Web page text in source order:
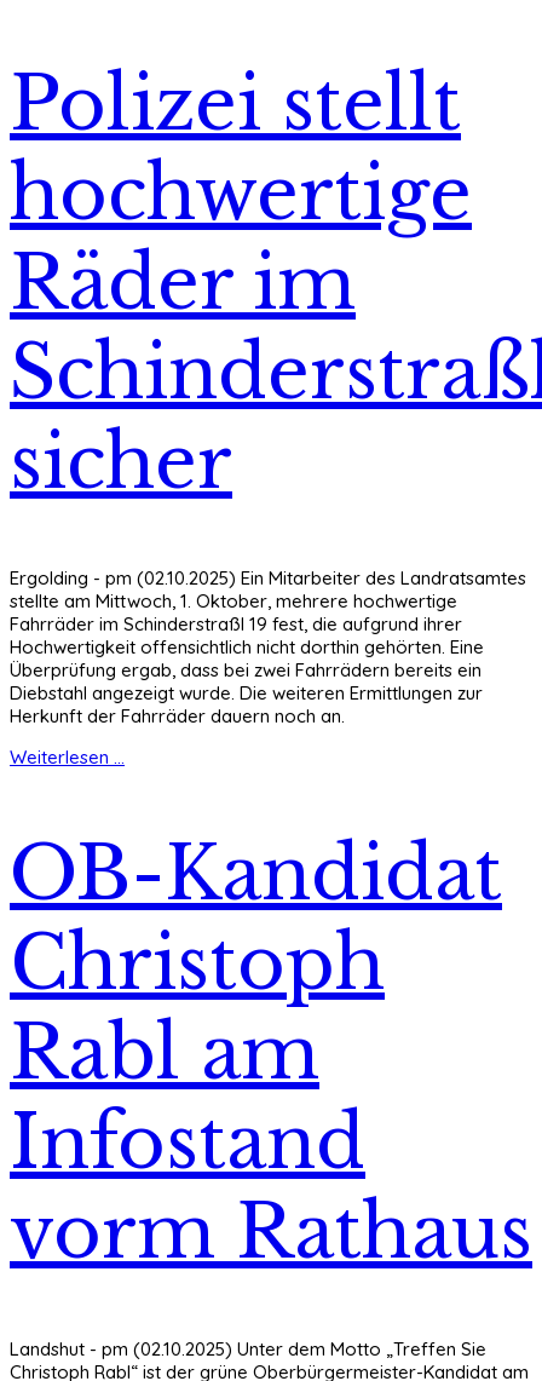
Polizei stellt
hochwertige
Räder im
sicher
Ergolding - pm (02.10.2025) Ein Mitarbeiter des Landratsamtes
stellte am Mittwoch, 1. Oktober, mehrere hochwertige
Fahrräder im Schinderstraßl 19 fest, die aufgrund ihrer
Hochwertigkeit offensichtlich nicht dorthin gehörten. Eine
Überprüfung ergab, dass bei zwei Fahrrädern bereits ein
Diebstahl angezeigt wurde. Die weiteren Ermittlungen zur
Herkunft der Fahrräder dauern noch an.
Weiterlesen ...
OB-Kandidat
Christoph
Rabl am
Infostand
vorm Rathaus
Landshut - pm (02.10.2025) Unter dem Motto „Treffen Sie
Christoph Rabl“ ist der grüne Oberbürgermeister-Kandidat am